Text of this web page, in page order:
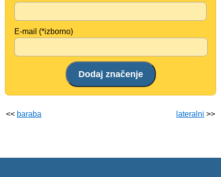
E-mail (*izborno)
<< baraba lateralni >>